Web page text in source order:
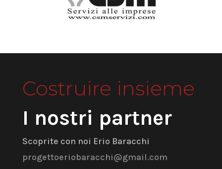
Costruire insieme
I nostri partner
Scoprite con noi Erio Baracchi
progettoeriobaracchi@gmail.com